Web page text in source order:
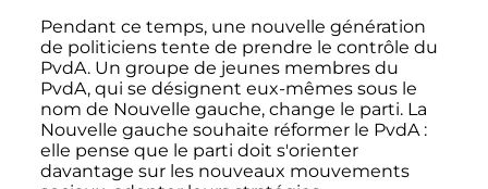
Pendant ce temps, une nouvelle génération
de politiciens tente de prendre le contrôle du
PvdA. Un groupe de jeunes membres du
PvdA, qui se désignent eux-mêmes sous le
nom de Nouvelle gauche, change le parti. La
Nouvelle gauche souhaite réformer le PvdA :
elle pense que le parti doit s'orienter
davantage sur les nouveaux mouvements